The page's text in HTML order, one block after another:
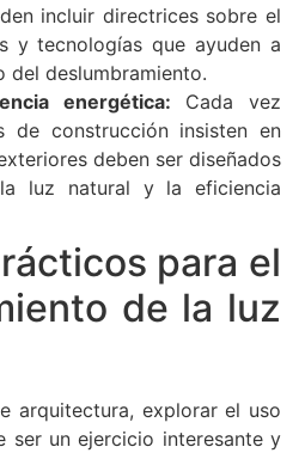
incluir directrices sobre el
y tecnologías que ayuden a
del deslumbramiento.
energética: Cada vez
de construcción insisten en
deben ser diseñados
luz natural y la eficiencia
para el
de la luz
arquitectura, explorar el uso
ser un ejercicio interesante y